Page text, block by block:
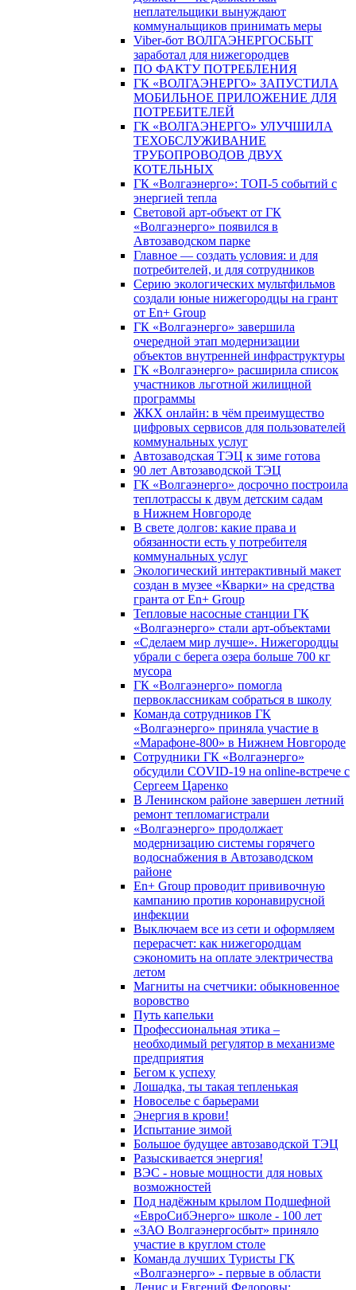
неплательщики вынуждают
коммунальщиков принимать меры
Viber-бот ВОЛГАЭНЕРГОСБЫТ
заработал для нижегородцев
ПО ФАКТУ ПОТРЕБЛЕНИЯ
ГК «ВОЛГАЭНЕРГО» ЗАПУСТИЛА
МОБИЛЬНОЕ ПРИЛОЖЕНИЕ ДЛЯ
ПОТРЕБИТЕЛЕЙ
ГК «ВОЛГАЭНЕРГО» УЛУЧШИЛА
ТЕХОБСЛУЖИВАНИЕ
ТРУБОПРОВОДОВ ДВУХ
КОТЕЛЬНЫХ
ГК «Волгаэнерго»: ТОП-5 событий с
энергией тепла
Световой арт-объект от ГК
«Волгаэнерго» появился в
Автозаводском парке
Главное — создать условия: и для
потребителей, и для сотрудников
Серию экологических мультфильмов
создали юные нижегородцы на грант
от En+ Group
ГК «Волгаэнерго» завершила
очередной этап модернизации
объектов внутренней инфраструктуры
ГК «Волгаэнерго» расширила список
участников льготной жилищной
программы
ЖКХ онлайн: в чём преимущество
цифровых сервисов для пользователей
коммунальных услуг
Автозаводская ТЭЦ к зиме готова
90 лет Автозаводской ТЭЦ
ГК «Волгаэнерго» досрочно построила
теплотрассы к двум детским садам
в Нижнем Новгороде
В свете долгов: какие права и
обязанности есть у потребителя
коммунальных услуг
Экологический интерактивный макет
создан в музее «Кварки» на средства
гранта от En+ Group
Тепловые насосные станции ГК
«Волгаэнерго» стали арт-объектами
«Сделаем мир лучше». Нижегородцы
убрали с берега озера больше 700 кг
мусора
ГК «Волгаэнерго» помогла
первоклассникам собраться в школу
Команда сотрудников ГК
«Волгаэнерго» приняла участие в
«Марафоне-800» в Нижнем Новгороде
Сотрудники ГК «Волгаэнерго»
обсудили COVID-19 на online-встрече с
Сергеем Царенко
В Ленинском районе завершен летний
ремонт тепломагистрали
«Волгаэнерго» продолжает
модернизацию системы горячего
водоснабжения в Автозаводском
районе
En+ Group проводит прививочную
кампанию против коронавирусной
инфекции
Выключаем все из сети и оформляем
перерасчет: как нижегородцам
сэкономить на оплате электричества
летом
Магниты на счетчики: обыкновенное
воровство
Путь капельки
Профессиональная этика –
необходимый регулятор в механизме
предприятия
Бегом к успеху
Лошадка, ты такая тепленькая
Новоселье с барьерами
Энергия в крови!
Испытание зимой
Большое будущее автозаводской ТЭЦ
Разыскивается энергия!
ВЭС - новые мощности для новых
возможностей
Под надёжным крылом Подшефной
«ЕвроСибЭнерго» школе - 100 лет
«ЗАО Волгаэнергосбыт» приняло
участие в круглом столе
Команда лучших Туристы ГК
«Волгаэнерго» - первые в области